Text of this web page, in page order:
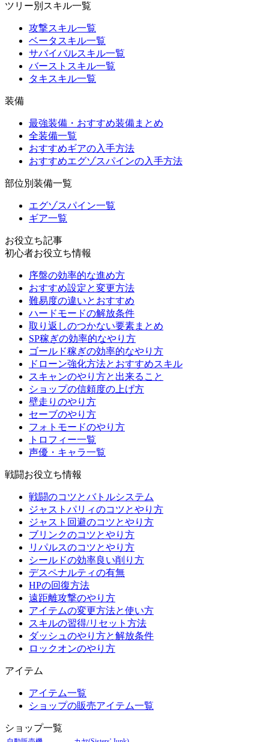
ツリー別スキル一覧
攻撃スキル一覧
ベータスキル一覧
サバイバルスキル一覧
バーストスキル一覧
タキスキル一覧
装備
最強装備・おすすめ装備まとめ
全装備一覧
おすすめギアの入手方法
おすすめエグゾスパインの入手方法
部位別装備一覧
エグゾスパイン一覧
ギア一覧
お役立ち記事
初心者お役立ち情報
序盤の効率的な進め方
おすすめ設定と変更方法
難易度の違いとおすすめ
ハードモードの解放条件
取り返しのつかない要素まとめ
SP稼ぎの効率的なやり方
ゴールド稼ぎの効率的なやり方
ドローン強化方法とおすすめスキル
スキャンのやり方と出来ること
ショップの信頼度の上げ方
壁走りのやり方
セーブのやり方
フォトモードのやり方
トロフィー一覧
声優・キャラ一覧
戦闘お役立ち情報
戦闘のコツとバトルシステム
ジャストパリィのコツとやり方
ジャスト回避のコツとやり方
ブリンクのコツとやり方
リパルスのコツとやり方
シールドの効率良い削り方
デスペナルティの有無
HPの回復方法
遠距離攻撃のやり方
アイテムの変更方法と使い方
スキルの習得/リセット方法
ダッシュのやり方と解放条件
ロックオンのやり方
アイテム
アイテム一覧
ショップの販売アイテム一覧
ショップ一覧